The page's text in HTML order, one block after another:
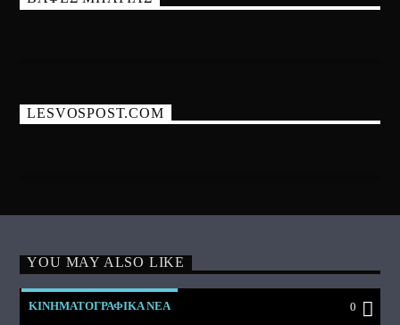
LESVOSPOST.COM
YOU MAY ALSO LIKE
ΚΙΝΗΜΑΤΟΓΡΑΦΙΚΑ ΝΕΑ 0